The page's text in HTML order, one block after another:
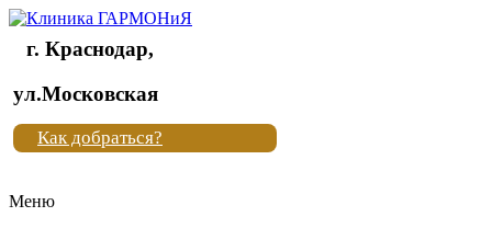
Клиника
"Новая
жизнь"
Клиника
г. Краснодар,
ул.Московская
Как добраться?
Меню